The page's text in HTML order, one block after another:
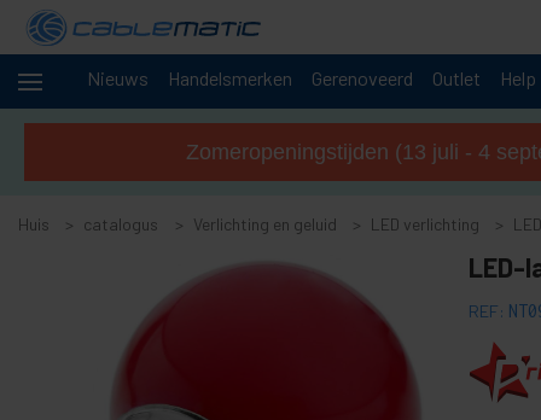
Nieuws Handelsmerken Gerenoveerd Outlet Help
Kabels en
+
Rekken
servers
Verlichting
en geluid
Zomeropeningstijden (13 juli - 4
Huis catalogus Verlichting en geluid LED verlichting
LED-
REF: